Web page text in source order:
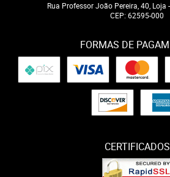
Rua Professor João Pereira, 40, Loja -
CEP: 62595-000
FORMAS DE
CERTIFICADOS